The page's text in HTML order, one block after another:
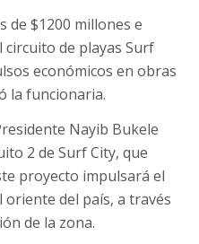
de $1200 millones e
circuito de playas Surf
económicos en obras
la funcionaria.
Nayib Bukele
2 de Surf City, que
proyecto impulsará el
del país, a través
de la zona.